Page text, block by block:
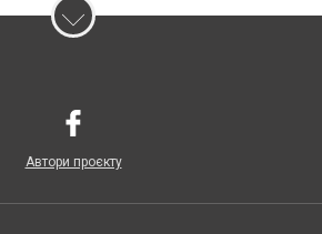
Автори проєкту